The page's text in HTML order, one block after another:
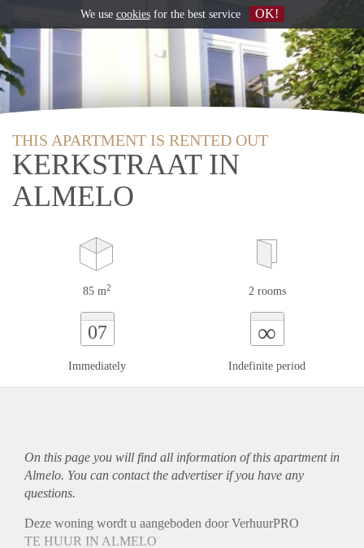
THIS APARTMENT IS RENTED OUT
KERKSTRAAT IN
ALMELO
85 m2 2 rooms
07
Immediately
∞
Indefinite period
On this page you will find all information of this apartmentin
Almelo. You can contact the advertiser if you have any
questions.
Deze woning wordt u aangeboden door VerhuurPRO
TE HUUR IN ALMELO
We use cookiesfor the best service OK!